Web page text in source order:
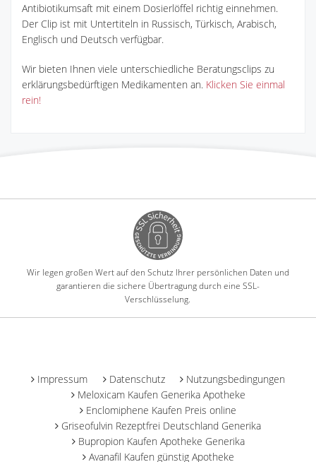
Antibiotikumsaft mit einem Dosierlöffel richtig einnehmen.
Der Clip ist mit Untertiteln in Russisch, Türkisch, Arabisch,
Englisch und Deutsch verfügbar.
Wir bieten Ihnen viele unterschiedliche Beratungsclips zu
erklärungsbedürftigen Medikamenten an. Klicken Sie einmal
rein!
Wir legen großen Wert auf den Schutz Ihrer persönlichen Daten und
garantieren die sichere Übertragung durch eine SSL-
Verschlüsselung.
Impressum Datenschutz
Nutzungsbedingungen
Meloxicam Kaufen Generika Apotheke
Enclomiphene Kaufen Preis online
Griseofulvin Rezeptfrei Deutschland Generika
Bupropion Kaufen Apotheke Generika
Avanafil Kaufen günstig Apotheke